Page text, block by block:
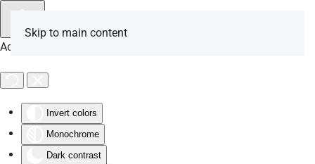
Accessibility Tools
Invert colors
Monochrome
Dark contrast
Skip to main content